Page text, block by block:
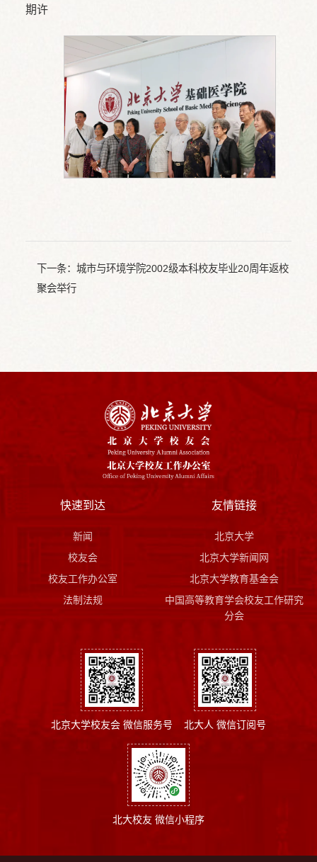
期许
下一条： 城市与环境学院2002级本科校友毕业20周年返校
聚会举行
快速到达
新闻
校友会
校友工作办公室
法制法规
友情链接
北京大学
北京大学新闻网
北京大学教育基金会
中国高等教育学会校友工作研究
分会
北京大学校友会 微信服务号 北大人 微信订阅号
北大校友 微信小程序